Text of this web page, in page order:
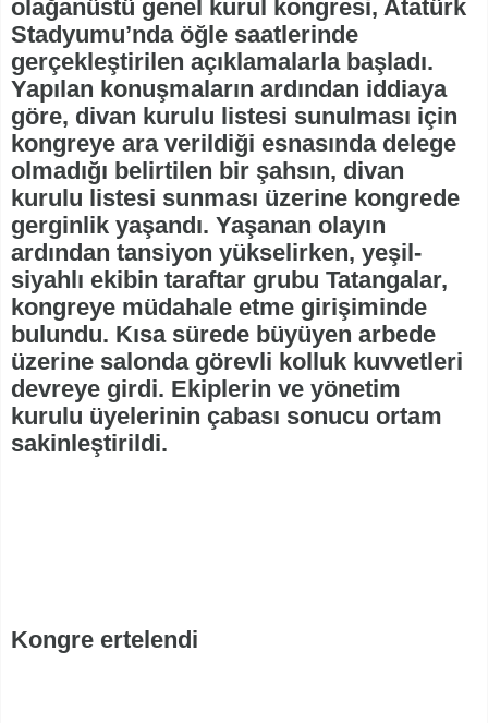
olağanüstü genel kurul kongresi, Atatürk
Stadyumu’nda öğle saatlerinde
gerçekleştirilen açıklamalarla başladı.
Yapılan konuşmaların ardından iddiaya
göre, divan kurulu listesi sunulması için
kongreye ara verildiği esnasında delege
olmadığı belirtilen bir şahsın, divan
kurulu listesi sunması üzerine kongrede
gerginlik yaşandı. Yaşanan olayın
ardından tansiyon yükselirken, yeşil-
siyahlı ekibin taraftar grubu Tatangalar,
kongreye müdahale etme girişiminde
bulundu. Kısa sürede büyüyen arbede
üzerine salonda görevli kolluk kuvvetleri
devreye girdi. Ekiplerin ve yönetim
kurulu üyelerinin çabası sonucu ortam
sakinleştirildi.
Kongre ertelendi